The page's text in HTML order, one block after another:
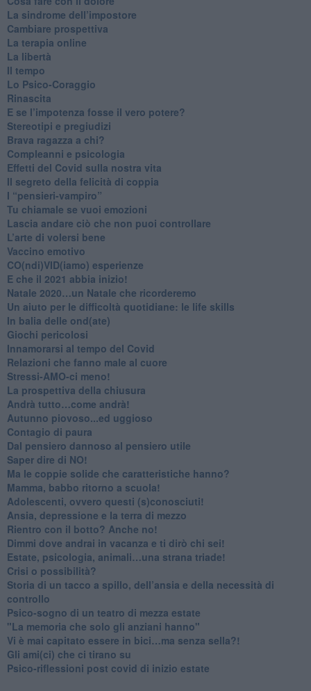
​La sindrome dell’impostore
​Cambiare prospettiva
La terapia online
La libertà
​Il tempo
​Lo Psico-Coraggio
Rinascita
​E se l’impotenza fosse il vero potere?
Stereotipi e pregiudizi
​Brava ragazza a chi?
​Compleanni e psicologia
Effetti del Covid sulla nostra vita
Il segreto della felicità di coppia
​I “pensieri-vampiro”
​Tu chiamale se vuoi emozioni
​Lascia andare ciò che non puoi controllare
L’arte di volersi bene
​Vaccino emotivo
CO(ndi)VID(iamo) esperienze
​E che il 2021 abbia inizio!
​Natale 2020…un Natale che ricorderemo
Un aiuto per le difficoltà quotidiane: le life skills
​In balia delle ond(ate)
Giochi pericolosi
Innamorarsi al tempo del Covid
​Relazioni che fanno male al cuore
​Stressi-AMO-ci meno!
​La prospettiva della chiusura
​Andrà tutto…come andrà!
Autunno piovoso...ed uggioso
​Contagio di paura
​Dal pensiero dannoso al pensiero utile
​Saper dire di NO!
​Ma le coppie solide che caratteristiche hanno?
​Mamma, babbo ritorno a scuola!
Adolescenti, ovvero questi (s)conosciuti!
Ansia, depressione e la terra di mezzo
​Rientro con il botto? Anche no!
Dimmi dove andrai in vacanza e ti dirò chi sei!
​Estate, psicologia, animali…una strana triade!
​Crisi o possibilità?
​Storia di un tacco a spillo, dell’ansia e della necessità di
controllo
​Psico-sogno di un teatro di mezza estate
"La memoria che solo gli anziani hanno"
​Vi è mai capitato essere in bici…ma senza sella?!
​Gli ami(ci) che ci tirano su
Psico-riflessioni post covid di inizio estate